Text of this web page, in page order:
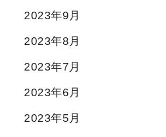
2023年9月
2023年8月
2023年7月
2023年6月
2023年5月